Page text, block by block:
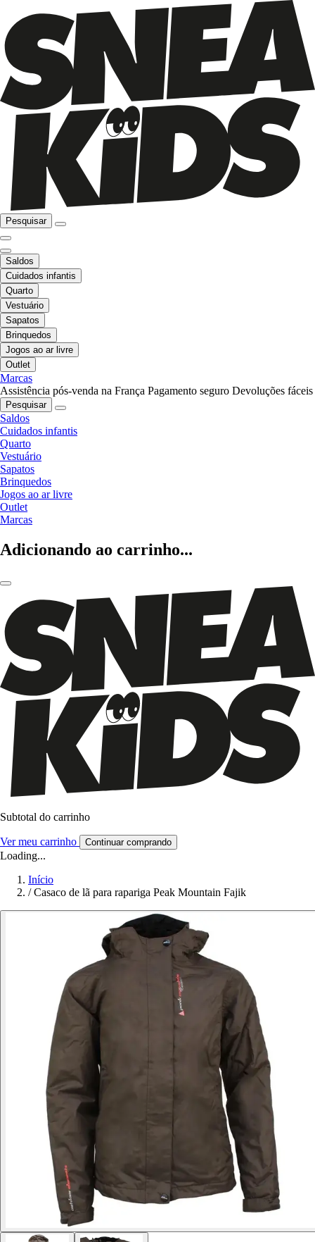
Pesquisar
Saldos
Cuidados infantis
Quarto
Vestuário
Sapatos
Brinquedos
Jogos ao ar livre
Outlet
Marcas
Assistência pós-venda na França Pagamento seguro Devoluções fáceis
Pesquisar
Saldos
Cuidados infantis
Quarto
Vestuário
Sapatos
Brinquedos
Jogos ao ar livre
Outlet
Marcas
Adicionando ao carrinho...
Subtotal do carrinho
Ver meu carrinho Continuar comprando
Loading...
Início
/ Casaco de lã para rapariga Peak Mountain Fajik